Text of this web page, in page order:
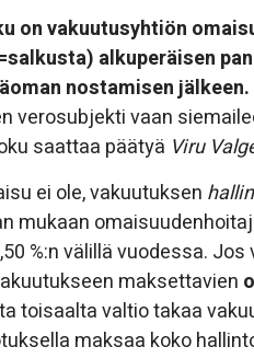
on vakuutusyhtiön
alkuperäisen
nostamisen jälkeen.
verosubjekti vaan
saattaa päätyä Viru
ei ole, vakuutuksen
mukaan
%:n välillä vuodessa.
maksettavien
toisaalta valtio takaa
maksaa koko